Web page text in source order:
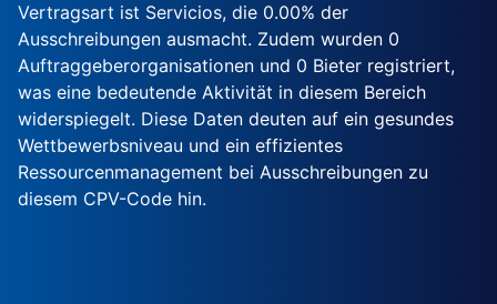
Vertragsart ist Servicios, die 0.00% der
Ausschreibungen ausmacht. Zudem wurden 0
Auftraggeberorganisationen und 0 Bieter registriert,
was eine bedeutende Aktivität in diesem Bereich
widerspiegelt. Diese Daten deuten auf ein gesundes
Wettbewerbsniveau und ein effizientes
Ressourcenmanagement bei Ausschreibungen zu
diesem CPV-Code hin.